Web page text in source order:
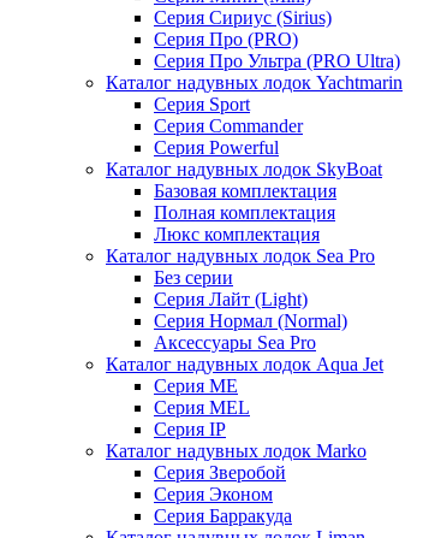
Серия Сириус (Sirius)
Серия Про (PRO)
Серия Про Ультра (PRO Ultra)
Каталог надувных лодок Yachtmarin
Серия Sport
Серия Commander
Серия Powerful
Каталог надувных лодок SkyBoat
Базовая комплектация
Полная комплектация
Люкс комплектация
Каталог надувных лодок Sea Pro
Без серии
Серия Лайт (Light)
Серия Нормал (Normal)
Аксессуары Sea Pro
Каталог надувных лодок Aqua Jet
Серия ME
Серия MEL
Серия IP
Каталог надувных лодок Marko
Серия Зверобой
Серия Эконом
Серия Барракуда